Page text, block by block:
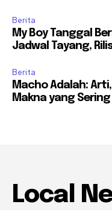
Berita
My Boy Tanggal
Jadwal Tayang,
Berita
Macho Adalah:
Makna yang
Local